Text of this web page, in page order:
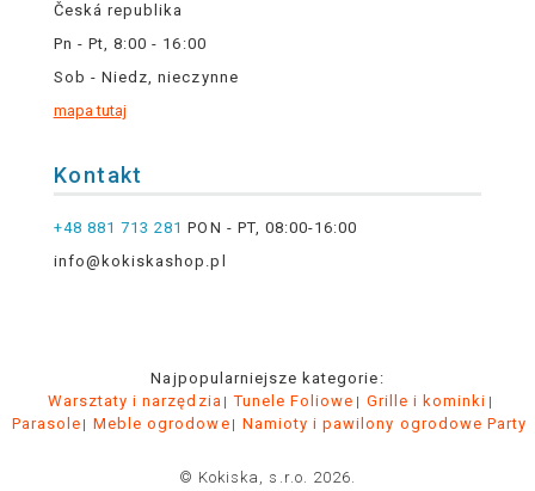
Česká republika
Pn - Pt, 8:00 - 16:00
Sob - Niedz, nieczynne
mapa tutaj
Kontakt
+48 881 713 281 PON - PT, 08:00-16:00
info@kokiskashop.pl
Najpopularniejsze kategorie:
Warsztaty i narzędzia
Tunele Foliowe
Grille i kominki
Parasole
Meble ogrodowe Namioty i pawilony ogrodowe Party
© Kokiska, s.r.o. 2026.